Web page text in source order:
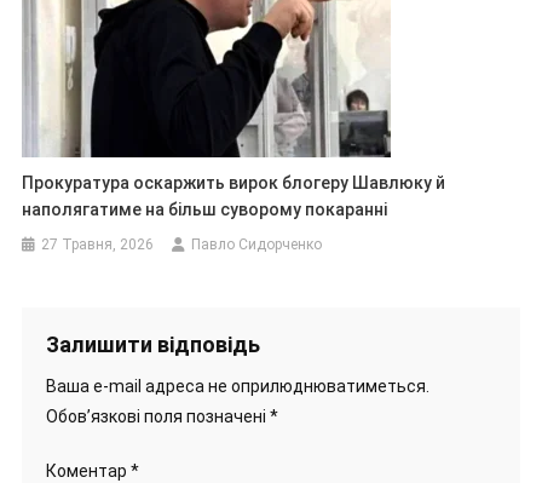
Прокуратура оскаржить вирок блогеру Шавлюку й
наполягатиме на більш суворому покаранні
27 Травня, 2026 Павло Сидорченко
Залишити відповідь
Ваша e-mail адреса не оприлюднюватиметься.
Обов’язкові поля позначені *
Коментар *